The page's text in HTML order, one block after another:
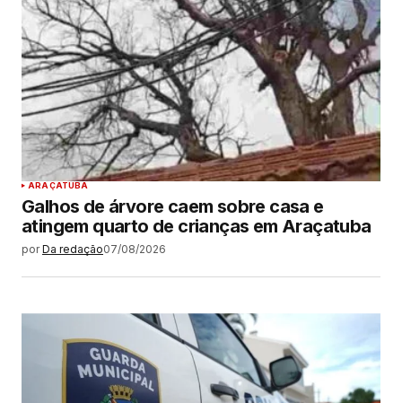
ARAÇATUBA
Galhos de árvore caem sobre casa e
atingem quarto de crianças em Araçatuba
por Da redação07/08/2026